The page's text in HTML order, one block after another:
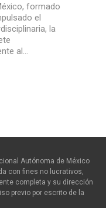
formado
el
la
al…
Autónoma de México
con fines no lucrativos,
completa y su dirección
previo por escrito de la